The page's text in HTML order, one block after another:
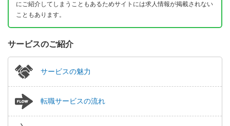
にご紹介してしまうこともあるためサイトには求人情報が掲載されない
こともあります。
サービスのご紹介
サービスの魅力
転職サービスの流れ